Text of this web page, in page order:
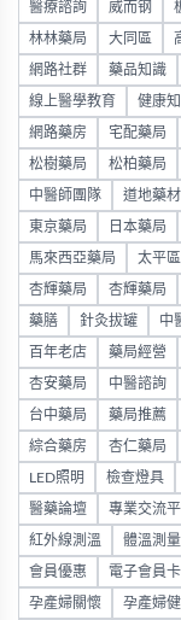
醫療諮詢 威而钢
林林藥局 大同區
網路社群 藥品知識
線上醫學教育 健康
網路藥房 宅配藥局
松樹藥局 松柏藥局
中醫師團隊 道地藥材
東京藥局 日本藥局
馬來西亞藥局 太平
杏輝藥局 杏輝藥局
藥膳 針灸拔罐 中
百年老店 藥局經營
杏安藥局 中醫諮詢
台中藥局 藥局推薦
綜合藥房 杏仁藥局
LED照明 檢查燈具
醫藥論壇 專業交流
紅外線測溫 體溫測量
會員優惠 電子會員卡
孕產婦關懷 孕產婦